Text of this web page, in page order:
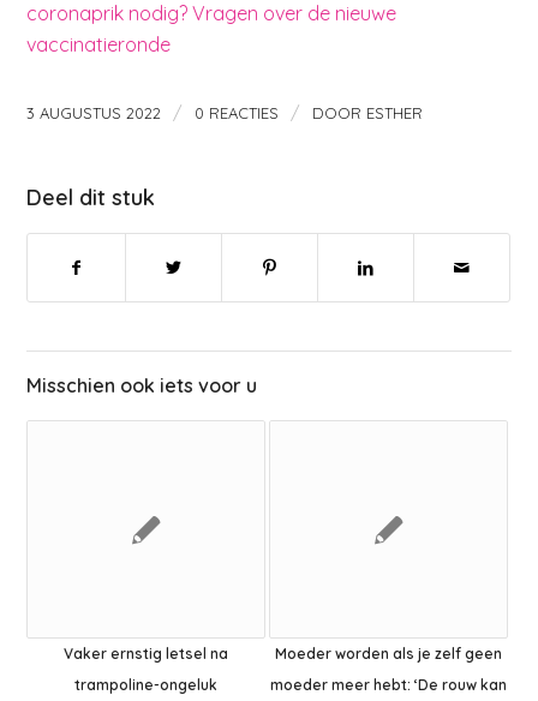
coronaprik nodig? Vragen over de nieuwe
vaccinatieronde
3 AUGUSTUS 2022 / 0 REACTIES / DOOR ESTHER
Deel dit stuk
Misschien ook iets voor u
Vaker ernstig letsel na
trampoline-ongeluk
Moeder worden als je zelf geen
moeder meer hebt: ‘De rouw kan